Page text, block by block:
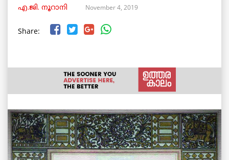
എ.ജി. നൂറാനി November 4, 2019
Share: